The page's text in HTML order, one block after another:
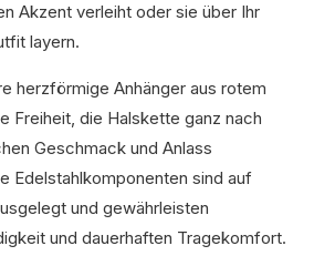
Akzent verleiht oder sie über Ihr
layern.
herzförmige Anhänger aus rotem
Freiheit, die Halskette ganz nach
Geschmack und Anlass
Edelstahlkomponenten sind auf
und gewährleisten
und dauerhaften Tragekomfort.